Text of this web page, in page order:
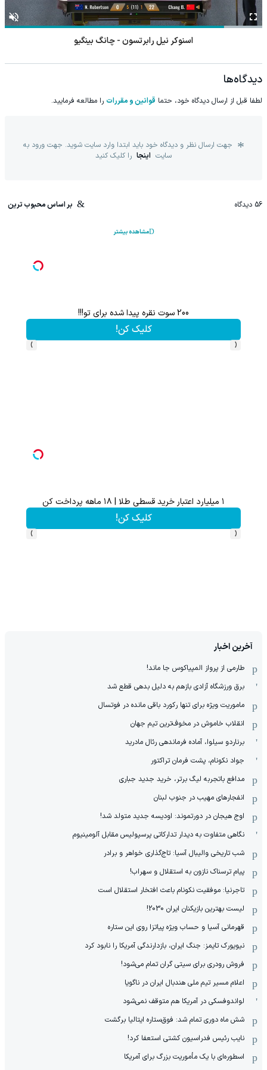
اسنوکر نیل رابرتسون - چانگ بینگیو
دیدگاه‌ها
لطفا قبل از ارسال دیدگاه خود، حتما قوانین و مقررات را مطالعه فرمایید.
جهت ارسال نظر و دیدگاه خود باید ابتدا وارد سایت شوید. جهت ورود به
سایت اینجا را کلیک کنید
56 دیدگاه بر اساس محبوب ترین
مشاهده بیشتر
۱ میلیارد اعتبار خرید قسطی طلا | ۱۸ ماهه پرداخت کن
‹
›
✅ مایع دستشویی پاستلی به حالت
‹
›
آخرین اخبار
طارمی از پرواز المپیاکوس جا ماند!
برق ورزشگاه آزادی بازهم به دلیل بدهی قطع شد
ماموریت ویژه برای تنها رکورد باقی مانده در فوتسال
انقلاب خاموش در مخوف‌‌ترین تیم جهان
برناردو سیلوا، آماده فرماندهی رئال مادرید
جواد نکونام، پشت فرمان تراکتور
مدافع باتجربه لیگ برتر، خرید جدید جباری
انفجارهای مهیب در جنوب لبنان
اوج هیجان در دورتموند: اودیسه جدید متولد شد!
نگاهی متفاوت به دیدار تدارکاتی پرسپولیس مقابل آلومینیوم
شب تاریخی والیبال آسیا: تاج‌گذاری خواهر و برادر
پیام ترسناک نازون به استقلال و سهراب!
تاجرنیا: موفقیت نکونام باعث افتخار استقلال است
لیست بهترین بازیکنان ایران 2030!
قهرمانی آسیا و حساب ویژه پیاتزا روی این ستاره
نیویورک تایمز: جنگ ایران، بازدارندگی آمریکا را نابود کرد
فروش رودری برای سیتی گران تمام می‌شود!
اعلام مسیر تیم ملی هندبال ایران در ناگویا
لواندوفسکی در آمریکا هم متوقف نمی‌شود
شش ماه دوری تمام شد: فوق‌ستاره ایتالیا برگشت
نایب رئیس فدراسیون کشتی استعفا کرد!
اسطوره‌ای با یک مأموریت بزرگ برای آمریکا